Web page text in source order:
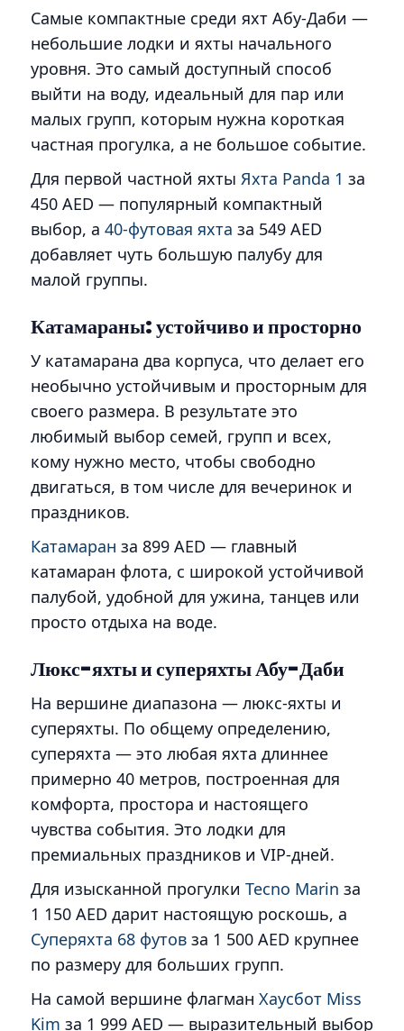
Самые компактные среди яхт Абу-Даби —
небольшие лодки и яхты начального
уровня. Это самый доступный способ
выйти на воду, идеальный для пар или
малых групп, которым нужна короткая
частная прогулка, а не большое событие.
Для первой частной яхты Яхта Panda 1 за
450 AED — популярный компактный
выбор, а 40-футовая яхта за 549 AED
добавляет чуть большую палубу для
малой группы.
Катамараны: устойчиво и просторно
У катамарана два корпуса, что делает его
необычно устойчивым и просторным для
своего размера. В результате это
любимый выбор семей, групп и всех,
кому нужно место, чтобы свободно
двигаться, в том числе для вечеринок и
праздников.
Катамаран за 899 AED — главный
катамаран флота, с широкой устойчивой
палубой, удобной для ужина, танцев или
просто отдыха на воде.
Люкс-яхты и суперяхты Абу-Даби
На вершине диапазона — люкс-яхты и
суперяхты. По общему определению,
суперяхта — это любая яхта длиннее
примерно 40 метров, построенная для
комфорта, простора и настоящего
чувства события. Это лодки для
премиальных праздников и VIP-дней.
Для изысканной прогулки Tecno Marin за
1 150 AED дарит настоящую роскошь, а
Суперяхта 68 футов за 1 500 AED крупнее
по размеру для больших групп.
На самой вершине флагман Хаусбот Miss
Kim за 1 999 AED — выразительный выбор